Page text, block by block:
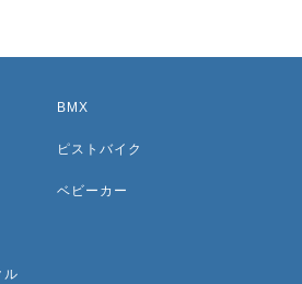
ル
BMX
ピストバイク
ベビーカー